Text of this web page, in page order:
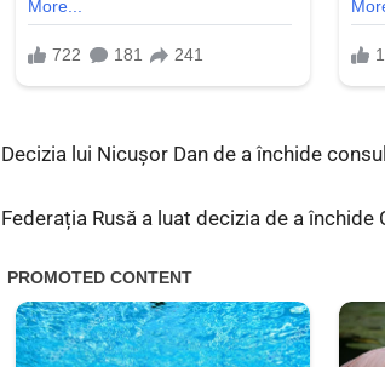
Decizia lui Nicușor Dan de a închide
Federația Rusă a luat decizia de a